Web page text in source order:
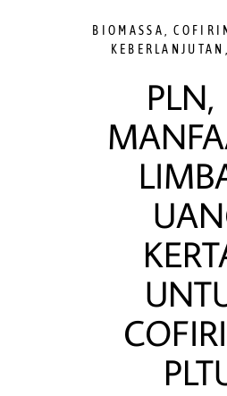
BIOMASSA ,
KEBERLANJUTAN
PLN,